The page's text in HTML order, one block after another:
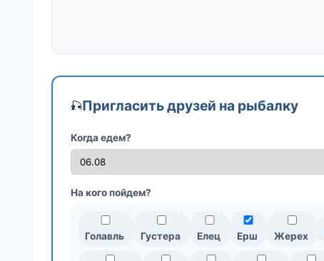
🎣Пригласить друзей на рыбалку
Когда едем?
На кого пойдем?
Голавль Густера Елец Ерш Жерех